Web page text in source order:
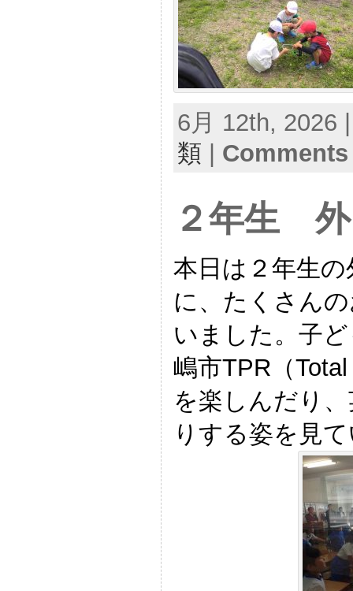
6月 12th, 2026
類
２年生
本日は２年生
に、たくさん
いました。子
嶋市TPR（
を楽しんだり
りする姿を見